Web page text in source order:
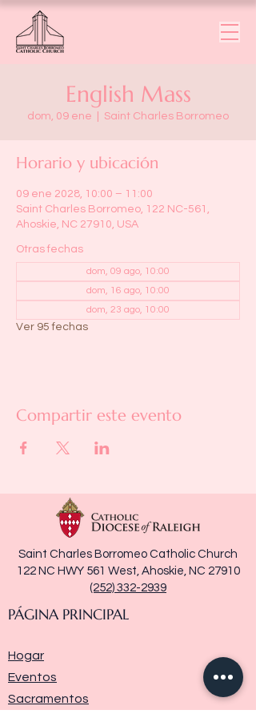
English Mass
dom, 09 ene Saint Charles Borromeo
Horario y ubicación
09 ene 2028, 10:00 – 11:00
Saint Charles Borromeo, 122 NC-561,
Ahoskie, NC 27910, USA
Otras fechas
dom, 09 ago, 10:00
dom, 16 ago, 10:00
dom, 23 ago, 10:00
Ver 95 fechas
Compartir este evento
Saint Charles Borromeo Catholic Church
122 NC HWY 561 West, Ahoskie, NC 27910
(252) 332-2939
PÁGINA PRINCIPAL
Hogar
Eventos
Sacramentos